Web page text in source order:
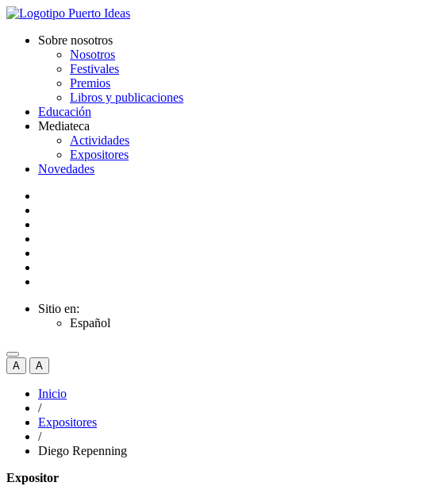
Sobre nosotros
Nosotros
Festivales
Premios
Libros y publicaciones
Educación
Mediateca
Actividades
Expositores
Novedades
Sitio en:
Español
A A
Inicio
/
Expositores
/
Diego Repenning
Expositor